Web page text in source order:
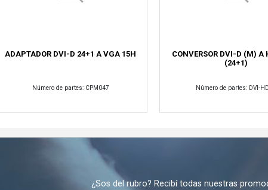
ADAPTADOR DVI-D 24+1 A VGA 15H
Número de partes: CPM047
CONVERSOR DVI-D (M) A
(24+1)
Número de partes: DVI-
¿Sos del rubro? Recibí todas nuestras